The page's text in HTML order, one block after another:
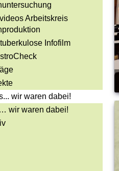
Arbeitskreis
Infofilm
wir waren dabei!
wir waren dabei!